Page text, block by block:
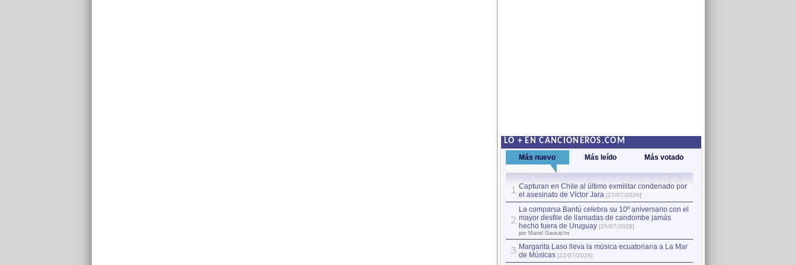
LO + EN CANCIONEROS.COM
Más nuevo Más leído Más votado
1 Capturan en Chile al último exmilitar condenado por
el asesinato de Víctor Jara [27/07/2026]
2
La comparsa Bantú celebra su 10º aniversario con el
mayor desfile de llamadas de candombe jamás
hecho fuera de Uruguay [25/07/2026]
por Manel Gausachs
3 Margarita Laso lleva la música ecuatoriana a La Mar
de Músicas [22/07/2026]